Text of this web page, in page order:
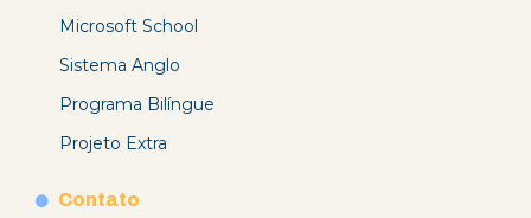
Microsoft School
Sistema Anglo
Programa Bilíngue
Projeto Extra
Contato